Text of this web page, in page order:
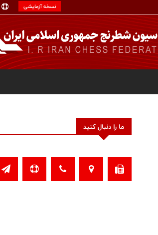
نسخه آزمایشی
ما را دنبال کنید